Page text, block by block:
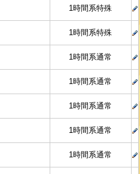
1時間系特殊
1時間系特殊
1時間系通常
1時間系通常
1時間系通常
1時間系通常
1時間系通常